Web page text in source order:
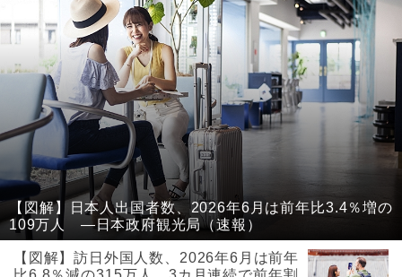
【図解】日本人出国者数、2026年6月は前年比3.4％増の
109万人 ―日本政府観光局（速報）
【図解】訪日外国人数、2026年6月は前年